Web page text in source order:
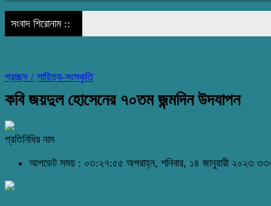
সংবাদ শিরোনাম ::
প্রচ্ছদ / সাহিত্য-সংস্কৃতি
কবি জয়দুল হোসেনের ৭০তম জন্মদিন উদযাপন
প্রতিনিধির নাম
আপডেট সময় : ০৩:২৭:৫৫ অপরাহ্ন, শনিবার, ১৪ জানুয়ারী ২০২৩